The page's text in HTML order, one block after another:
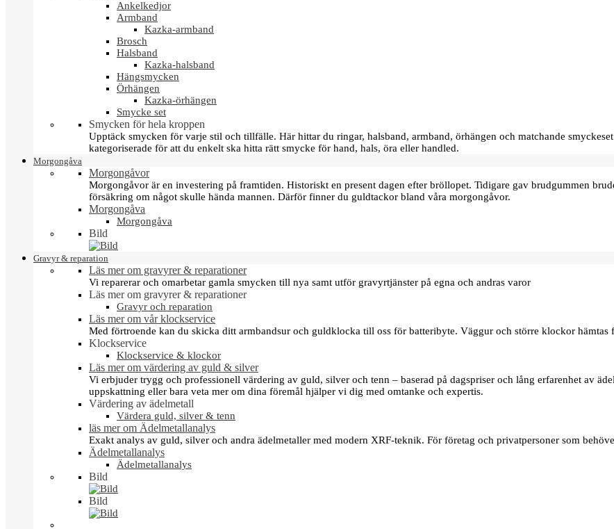
Ankelkedjor
Armband
Kazka-armband
Brosch
Halsband
Kazka-halsband
Hängsmycken
Örhängen
Kazka-örhängen
Smycke set
Smycken för hela kroppen
Upptäck smycken för varje stil och tillfälle. Här hittar du ringar, halsband, armband, örhängen och matchande
kategoriserade för att du enkelt ska hitta rätt smycke för hand, hals, öra eller handled.
Morgongåva
Morgongåvor
Morgongåvor är en investering på framtiden. Historiskt en present dagen efter bröllopet. Tidigare gav brudgummen
försäkring om något skulle hända mannen. Därför finner du guldtackor bland våra morgongåvor.
Morgongåva
Morgongåva
Bild
Gravyr & reparation
Läs mer om gravyrer & reparationer
Vi reparerar och omarbetar gamla smycken till nya samt utför gravyrtjänster på egna och andras varor
Läs mer om gravyrer & reparationer
Gravyr och reparation
Läs mer om vår klockservice
Med förtroende kan du skicka ditt armbandsur och guldklocka till oss för batteribyte. Väggur och större klockor hämtas
Klockservice
Klockservice & klockor
Läs mer om värdering av guld & silver
Vi erbjuder trygg och professionell värdering av guld, silver och tenn – baserad på dagspriser och lång erfarenhet av
uppskattning eller bara veta mer om dina föremål hjälper vi dig med omtanke och expertis.
Värdering av ädelmetall
Värdera guld, silver & tenn
läs mer om Ädelmetallanalys
Exakt analys av guld, silver och andra ädelmetaller med modern XRF‑teknik. För företag och privatpersoner som
Ädelmetallanalys
Ädelmetallanalys
Bild
Bild